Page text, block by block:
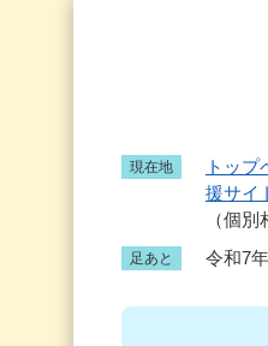
現在地 トップ
援サイ
（個
足あと 令和7